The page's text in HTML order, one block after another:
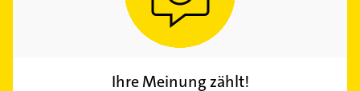
Ihre Meinung zählt!